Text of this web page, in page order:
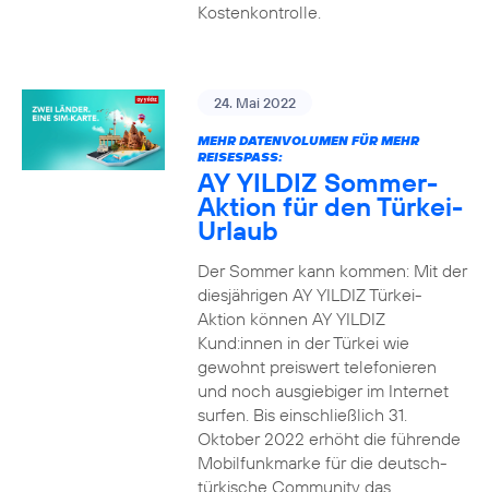
Kostenkontrolle.
24. Mai 2022
MEHR DATENVOLUMEN FÜR MEHR
REISESPASS:
AY YILDIZ Sommer-
Aktion für den Türkei-
Urlaub
Der Sommer kann kommen: Mit der
diesjährigen AY YILDIZ Türkei-
Aktion können AY YILDIZ
Kund:innen in der Türkei wie
gewohnt preiswert telefonieren
und noch ausgiebiger im Internet
surfen. Bis einschließlich 31.
Oktober 2022 erhöht die führende
Mobilfunkmarke für die deutsch-
türkische Community das